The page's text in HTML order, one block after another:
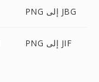
PNG إلى JBG
PNG إلى JIF